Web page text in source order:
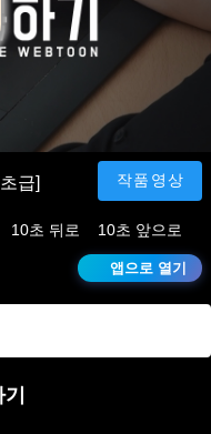
급] 작품영상
10초 뒤로 10초 앞으로
앱으로 열기